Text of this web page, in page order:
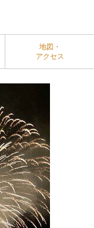
地図・
アクセス